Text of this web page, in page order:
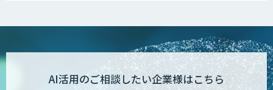
AI活用のご相談したい企業様はこちら